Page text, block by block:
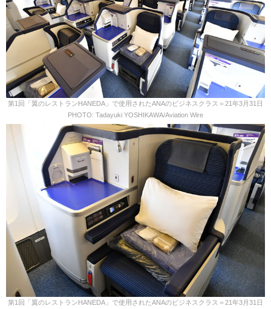
第1回「翼のレストランHANEDA」で使用されたANAのビジネスクラス＝21年3月31日
PHOTO: Tadayuki YOSHIKAWA/Aviation Wire
第1回「翼のレストランHANEDA」で使用されたANAのビジネスクラス＝21年3月31日